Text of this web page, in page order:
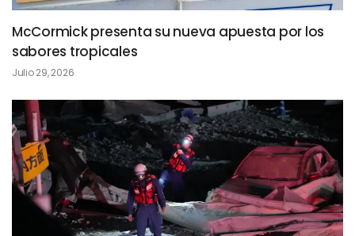
McCormick presenta su nueva apuesta por los
sabores tropicales
Julio 29, 2026